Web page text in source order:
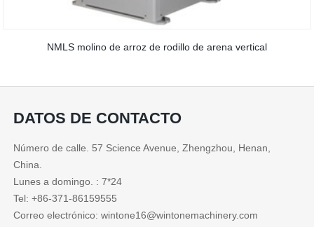
NMLS molino de arroz de rodillo de arena vertical
DATOS DE CONTACTO
Número de calle. 57 Science Avenue, Zhengzhou, Henan,
China.
Lunes a domingo. : 7*24
Tel: +86-371-86159555
Correo electrónico: wintone16@wintonemachinery.com